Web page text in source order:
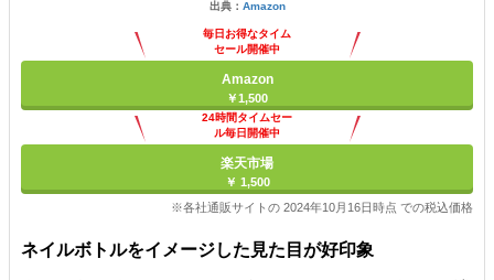
出典： Amazon
毎日お得なタイム
セール開催中
Amazon
￥1,500
24時間タイムセー
ル毎日開催中
楽天市場
￥ 1,500
※各社通販サイトの 2024年10月16日時点 での税込価格
ネイルボトルをイメージした見た目が好印象